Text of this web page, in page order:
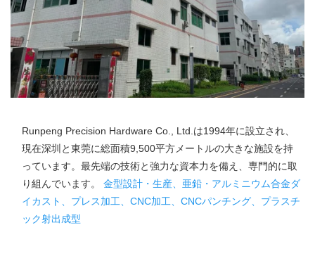
Runpeng Precision Hardware Co., Ltd.は1994年に設立され、
現在深圳と東莞に総面積9,500平方メートルの大きな施設を持
っています。最先端の技術と強力な資本力を備え、専門的に取
り組んでいます。 金型設計・生産、亜鉛・アルミニウム合金ダ
イカスト、プレス加工、CNC加工、CNCパンチング、プラスチ
ック射出成型